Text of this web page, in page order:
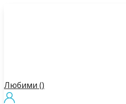
Любими ()